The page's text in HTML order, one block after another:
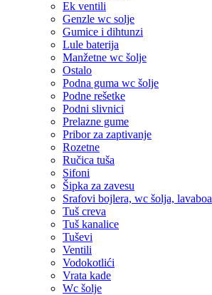
Ek ventili
Genzle wc solje
Gumice i dihtunzi
Lule baterija
Manžetne wc šolje
Ostalo
Podna guma wc šolje
Podne rešetke
Podni slivnici
Prelazne gume
Pribor za zaptivanje
Rozetne
Ručica tuša
Sifoni
Šipka za zavesu
Srafovi bojlera, wc šolja, lavaboa
Tuš creva
Tuš kanalice
Tuševi
Ventili
Vodokotlići
Vrata kade
Wc šolje